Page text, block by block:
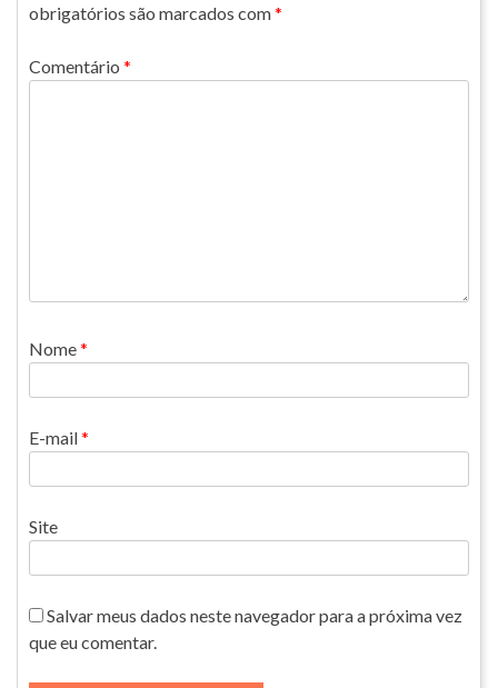
obrigatórios são marcados com*
Comentário *
Nome*
E-mail*
Site
Salvar meus dados neste navegador para a próxima vez
que eu comentar.